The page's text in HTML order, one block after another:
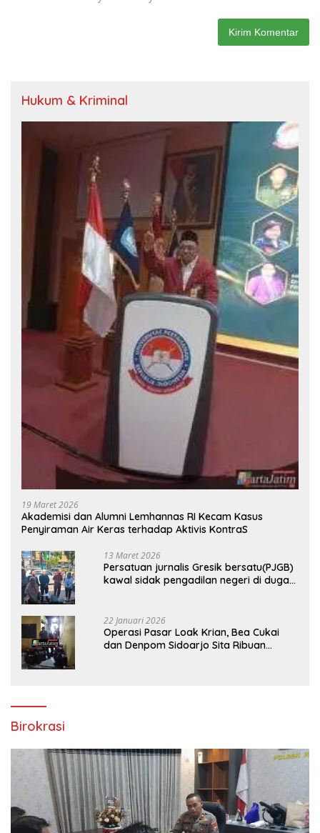
Hukum & Kriminal
19 Maret 2026
Akademisi dan Alumni Lemhannas RI Kecam Kasus
Penyiraman Air Keras terhadap Aktivis KontraS
13 Maret 2026
Persatuan jurnalis Gresik bersatu(PJGB)
kawal sidak pengadilan negeri di duga
22 Januari 2026
Operasi Pasar Loak Krian, Bea Cukai
dan Denpom Sidoarjo Sita Ribuan
Birokrasi